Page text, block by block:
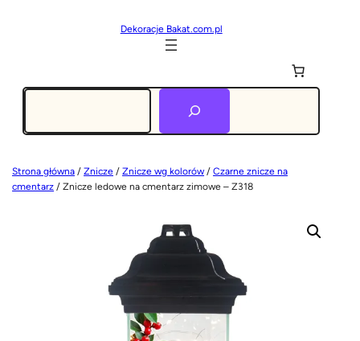
Dekoracje Bakat.com.pl
Szukaj
Strona główna /Znicze /Znicze wg kolorów/Czarne znicze na
cmentarz / Znicze ledowe na cmentarz zimowe – Z318